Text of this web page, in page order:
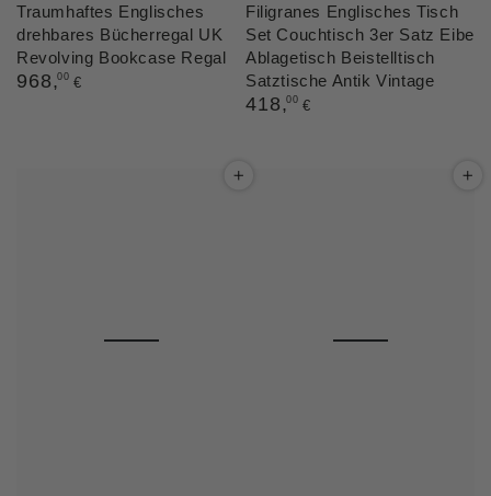
Traumhaftes Englisches
drehbares Bücherregal UK
Revolving Bookcase Regal
Regulärer
968,00 €
Filigranes Englisches Tisch
Set Couchtisch 3er Satz Eibe
Ablagetisch Beistelltisch
Satztische Antik Vintage
Regulärer
418,00 €